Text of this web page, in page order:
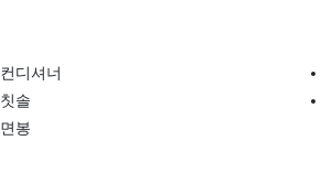
컨디셔너
칫솔
면봉